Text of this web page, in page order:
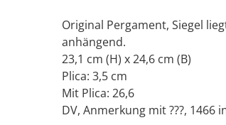
Original Pergament, Siegel
anhängend.
23,1 cm (H) x 24,6 cm (B)
Plica: 3,5 cm
Mit Plica: 26,6
DV, Anmerkung mit ???,